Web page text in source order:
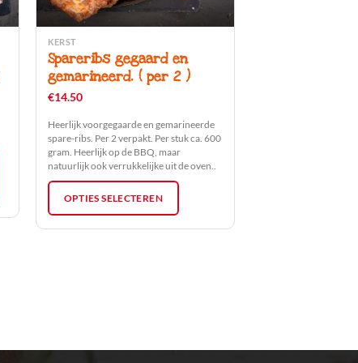
KERST
Spareribs gegaard en
gemarineerd. ( per 2 )
€14.50
Heerlijk voorgegaarde en gemarineerde
spare-ribs. Per 2 verpakt. Per stuk ca. 600
gram. Heerlijk op de BBQ, maar
natuurlijk ook verrukkelijke uit de oven..
OPTIES SELECTEREN
Dit
product
heeft
meerdere
variaties.
Deze
optie
gekozen
worden
op